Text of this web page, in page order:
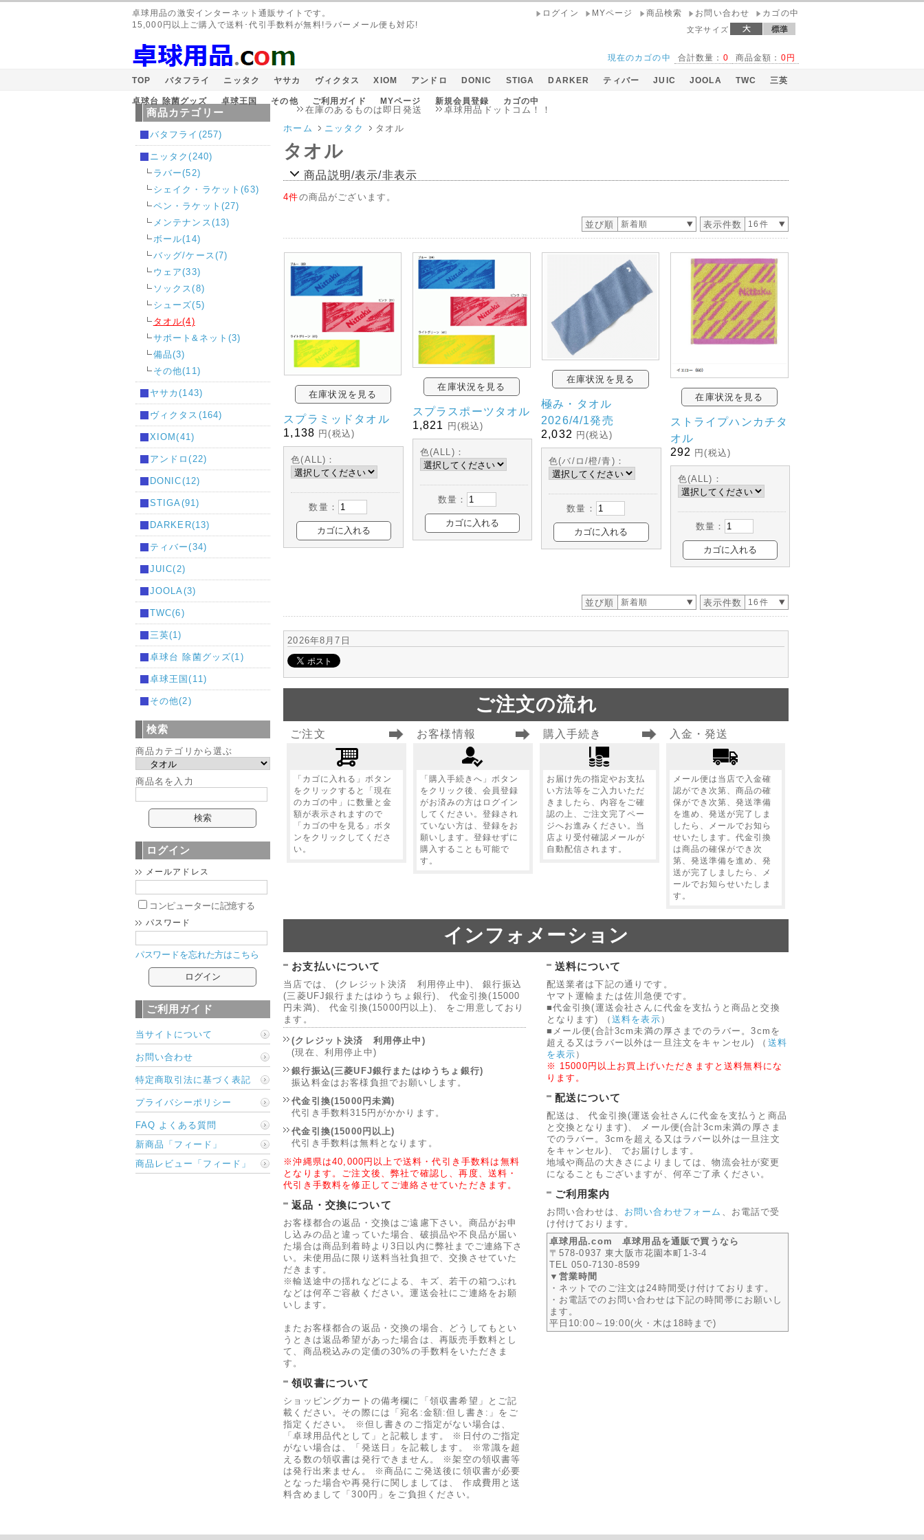
卓球用品の激安インターネット通販サイトです。
15,000円以上ご購入で送料･代引手数料が無料!ラバーメール便も対応!
ログイン MYページ 商品検索 お問い合わせ カゴの中
文字サイズ
現在のカゴの中 合計数量： 0 商品金額： 0円
TOP バタフライ ニッタク ヤサカ ヴィクタス XIOM アンドロ DONIC STIGA DARKER ティバー JUIC JOOLA TWC 三英
卓球台 除菌グッズ 卓球王国 その他 ご利用ガイド MYページ 新規会員登録 カゴの中
在庫のあるものは即日発送 卓球用品ドットコム！！
ホーム
ニッタク タオル
タオル
商品説明/表示/非表示
4件の商品がございます。
並び順 新着順 表示件数 16件
在庫状況を見る
スプラミッドタオル
1,138 円(税込)
色(ALL)：
数量：
在庫状況を見る
スプラスポーツタオル
1,821
円(税込)
色(ALL)：
数量：
在庫状況を見る
極み・タオル
2026/4/1発売
2,032 円(税込)
色(バ/ロ/橙/青)：
数量：
在庫状況を見る
ストライプハンカチタ
オル
292 円(税込)
色(ALL)：
数量：
並び順 新着順 表示件数 16件
2026年8月7日
ご注文の流れ
ご注文
「カゴに入れる」ボタン
をクリックすると「現在
のカゴの中」に数量と金
額が表示されますので
「カゴの中を見る」ボタ
ンをクリックしてくださ
い。
お客様情報
「購入手続きへ」ボタン
をクリック後、会員登録
がお済みの方はログイン
してください。登録され
ていない方は、登録をお
願いします。登録せずに
購入することも可能で
す。
購入手続き
お届け先の指定やお支払
い方法等をご入力いただ
きましたら、内容をご確
認の上、ご注文完了ペー
ジへお進みください。当
店より受付確認メールが
自動配信されます。
入金・発送
メール便は当店で入金確
認ができ次第、商品の確
保ができ次第、発送準備
を進め、発送が完了しま
したら、メールでお知ら
せいたします。代金引換
は商品の確保ができ次
第、発送準備を進め、発
送が完了しましたら、メ
ールでお知らせいたしま
す。
インフォメーション
お支払いについて
当店では、 (クレジット決済 利用停止中)、 銀行振込
(三菱UFJ銀行またはゆうちょ銀行)、 代金引換(15000
円未満)、 代金引換(15000円以上)、 をご用意しており
ます。
(クレジット決済 利用停止中)
(現在、利用停止中)
銀行振込(三菱UFJ銀行またはゆうちょ銀行)
振込料金はお客様負担でお願いします。
代金引換(15000円未満)
代引き手数料315円がかかります。
代金引換(15000円以上)
代引き手数料は無料となります。
※沖縄県は40,000円以上で送料・代引き手数料は無料
となります。ご注文後、弊社で確認し、再度、送料・
代引き手数料を修正してご連絡させていただきます。
返品・交換について
お客様都合の返品・交換はご遠慮下さい。商品がお申
し込みの品と違っていた場合、破損品や不良品が届い
た場合は商品到着時より3日以内に弊社までご連絡下さ
い。未使用品に限り送料当社負担で、交換させていた
だきます。
※輸送途中の揺れなどによる、キズ、若干の箱つぶれ
などは何卒ご容赦ください。運送会社にご連絡をお願
いします。
またお客様都合の返品・交換の場合、どうしてもとい
うときは返品希望があった場合は、再販売手数料とし
て、商品税込みの定価の30%の手数料をいただきま
す。
領収書について
ショッピングカートの備考欄に「領収書希望」とご記
載ください。その際には「宛名:金額:但し書き:」をご
指定ください。 ※但し書きのご指定がない場合は、
「卓球用品代として」と記載します。 ※日付のご指定
がない場合は、「発送日」を記載します。 ※常識を超
える数の領収書は発行できません。 ※架空の領収書等
は発行出来ません。 ※商品にご発送後に領収書が必要
となった場合や再発行に関しましては、 作成費用と送
料含めまして「300円」をご負担ください。
送料について
配送業者は下記の通りです。
ヤマト運輸または佐川急便です。
■代金引換(運送会社さんに代金を支払うと商品と交換
となります)
（ 送料を表示 ）
■メール便(合計3cm未満の厚さまでのラバー。3cmを
超える又はラバー以外は一旦注文をキャンセル)
（ 送料
を表示 ）
※ 15000円以上お買上げいただきますと送料無料にな
ります。
配送について
配送は、 代金引換(運送会社さんに代金を支払うと商品
と交換となります)、 メール便(合計3cm未満の厚さま
でのラバー。3cmを超える又はラバー以外は一旦注文
をキャンセル)、 でお届けします。
地域や商品の大きさによりましては、物流会社が変更
になることもございますが、何卒ご了承ください。
ご利用案内
お問い合わせは、 お問い合わせフォーム 、お電話で受
け付けております。
卓球用品.com 卓球用品を通販で買うなら
〒578-0937 東大阪市花園本町1-3-4
TEL 050-7130-8599
▼営業時間
・ネットでのご注文は24時間受け付けております。
・お電話でのお問い合わせは下記の時間帯にお願いし
ます。
平日10:00～19:00(火・木は18時まで)
商品カテゴリー
バタフライ(257)
ニッタク(240)
ラバー(52)
シェイク・ラケット(63)
ペン・ラケット(27)
メンテナンス(13)
ボール(14)
バッグ/ケース(7)
ウェア(33)
ソックス(8)
シューズ(5)
タオル(4)
サポート&ネット(3)
備品(3)
その他(11)
ヤサカ(143)
ヴィクタス(164)
XIOM(41)
アンドロ(22)
DONIC(12)
STIGA(91)
DARKER(13)
ティバー(34)
JUIC(2)
JOOLA(3)
TWC(6)
三英(1)
卓球台 除菌グッズ(1)
卓球王国(11)
その他(2)
検索
商品カテゴリから選ぶ
商品名を入力
ログイン
メールアドレス
コンピューターに記憶する
パスワード
パスワードを忘れた方はこちら
ご利用ガイド
当サイトについて
お問い合わせ
特定商取引法に基づく表記
プライバシーポリシー
FAQ よくある質問
新商品「フィード」
商品レビュー「フィード」